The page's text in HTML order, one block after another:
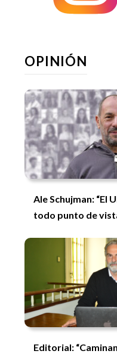
OPINIÓN
Ale Schujman: “El
todo punto de
Editorial: